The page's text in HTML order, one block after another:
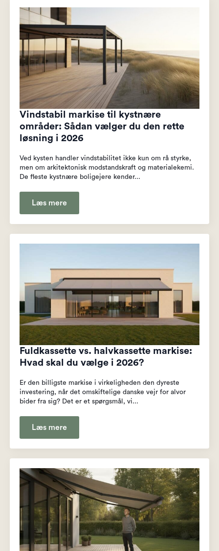
Vindstabil markise til kystnære
områder: Sådan vælger du den rette
løsning i 2026
Ved kysten handler vindstabilitet ikke kun om rå styrke,
men om arkitektonisk modstandskraft og materialekemi.
De fleste kystnære boligejere kender...
Læs mere
Fuldkassette vs. halvkassette markise:
Hvad skal du vælge i 2026?
Er den billigste markise i virkeligheden den dyreste
investering, når det omskiftelige danske vejr for alvor
bider fra sig? Det er et spørgsmål, vi...
Læs mere